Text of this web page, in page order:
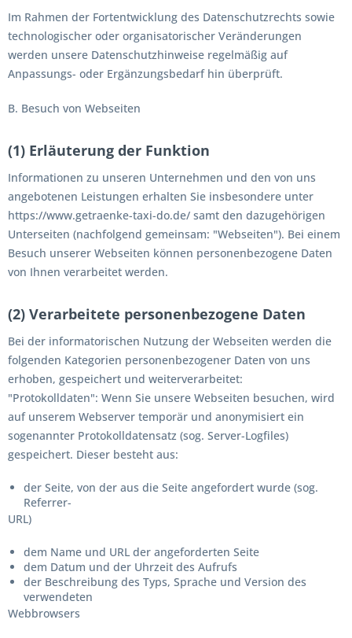
Im Rahmen der Fortentwicklung des Datenschutzrechts sowie
technologischer oder organisatorischer Veränderungen
werden unsere Datenschutzhinweise regelmäßig auf
Anpassungs- oder Ergänzungsbedarf hin überprüft.
B. Besuch von Webseiten
(1) Erläuterung der Funktion
Informationen zu unseren Unternehmen und den von uns
angebotenen Leistungen erhalten Sie insbesondere unter
https://www.getraenke-taxi-do.de/ samt den dazugehörigen
Unterseiten (nachfolgend gemeinsam: "Webseiten"). Bei einem
Besuch unserer Webseiten können personenbezogene Daten
von Ihnen verarbeitet werden.
(2) Verarbeitete personenbezogene Daten
Bei der informatorischen Nutzung der Webseiten werden die
folgenden Kategorien personenbezogener Daten von uns
erhoben, gespeichert und weiterverarbeitet:
"Protokolldaten": Wenn Sie unsere Webseiten besuchen, wird
auf unserem Webserver temporär und anonymisiert ein
sogenannter Protokolldatensatz (sog. Server-Logfiles)
gespeichert. Dieser besteht aus:
der Seite, von der aus die Seite angefordert wurde (sog.
Referrer-
URL)
dem Name und URL der angeforderten Seite
dem Datum und der Uhrzeit des Aufrufs
der Beschreibung des Typs, Sprache und Version des
verwendeten
Webbrowsers